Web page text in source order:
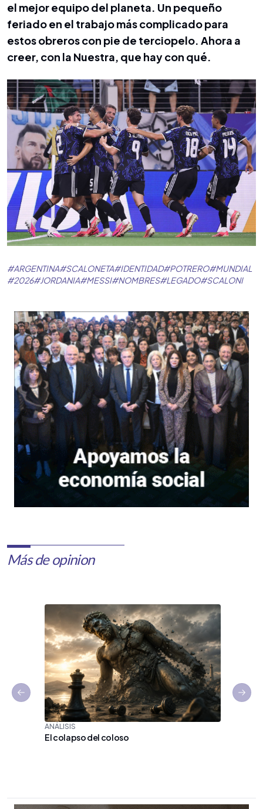
el mejor equipo del planeta. Un pequeño
feriado en el trabajo más complicado para
estos obreros con pie de terciopelo. Ahora a
creer, con la Nuestra, que hay con qué.
#ARGENTINA#SCALONETA#IDENTIDAD#POTRERO#MUNDIAL
#2026#JORDANIA#MESSI#NOMBRES#LEGADO#SCALONI
Más de opinion
ANÁLISIS
El colapso del coloso
Previous slide Next